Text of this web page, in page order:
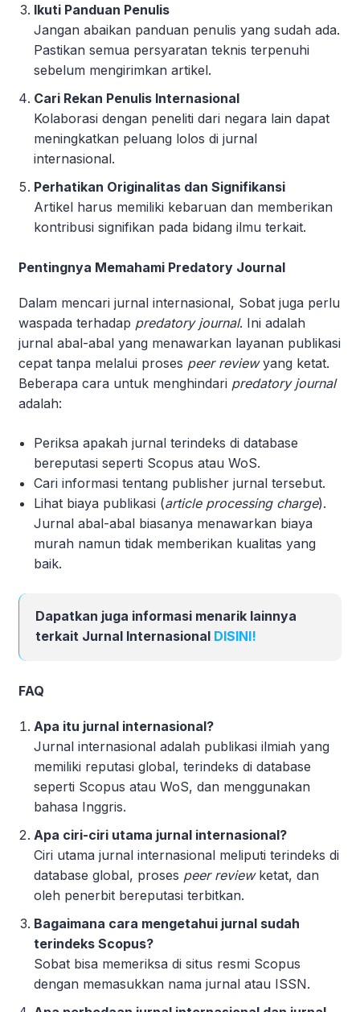
Ikuti Panduan Penulis
Jangan abaikan panduan penulis yang sudah ada.
Pastikan semua persyaratan teknis terpenuhi
sebelum mengirimkan artikel.
Cari Rekan Penulis Internasional
Kolaborasi dengan peneliti dari negara lain dapat
meningkatkan peluang lolos di jurnal
internasional.
Perhatikan Originalitas dan Signifikansi
Artikel harus memiliki kebaruan dan memberikan
kontribusi signifikan pada bidang ilmu terkait.
Pentingnya Memahami Predatory Journal
Dalam mencari jurnal internasional, Sobat juga perlu
waspada terhadap predatory journal. Ini adalah
jurnal abal-abal yang menawarkan layanan publikasi
cepat tanpa melalui proses peer reviewyang ketat.
Beberapa cara untuk menghindari predatory journal
adalah:
Periksa apakah jurnal terindeks di database
bereputasi seperti Scopus atau WoS.
Cari informasi tentang publisher jurnal tersebut.
Lihat biaya publikasi (article processing charge).
Jurnal abal-abal biasanya menawarkan biaya
murah namun tidak memberikan kualitas yang
baik.
Dapatkan juga informasi menarik lainnya
terkait Jurnal Internasional DISINI!
FAQ
Apa itu jurnal internasional?
Jurnal internasional adalah publikasi ilmiah yang
memiliki reputasi global, terindeks di database
seperti Scopus atau WoS, dan menggunakan
bahasa Inggris.
Apa ciri-ciri utama jurnal internasional?
Ciri utama jurnal internasional meliputi terindeks di
database global, proses peer reviewketat, dan
oleh penerbit bereputasi terbitkan.
Bagaimana cara mengetahui jurnal sudah
terindeks Scopus?
Sobat bisa memeriksa di situs resmi Scopus
dengan memasukkan nama jurnal atau ISSN.